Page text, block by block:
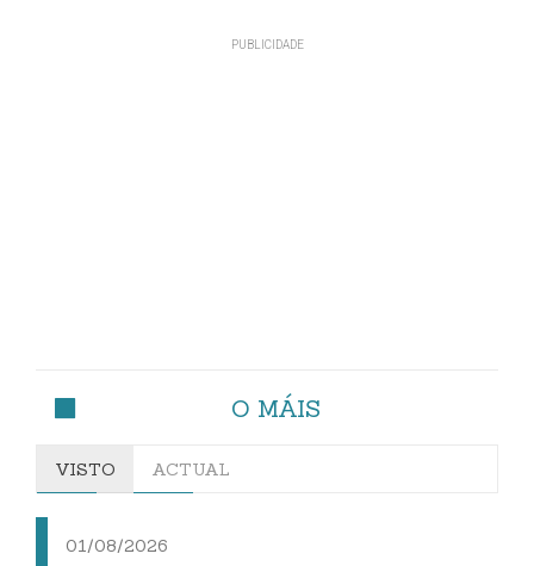
O MÁIS
VISTO ACTUAL
01/08/2026